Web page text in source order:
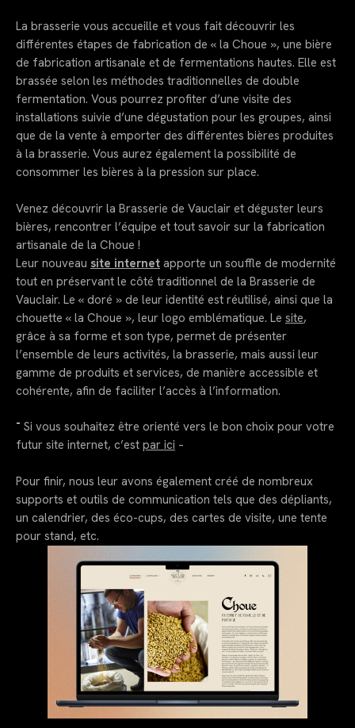
La brasserie vous accueille et vous fait découvrir les
différentes étapes de fabrication de « la Choue », une bière
de fabrication artisanale et de fermentations hautes. Elle est
brassée selon les méthodes traditionnelles de double
fermentation. Vous pourrez profiter d’une visite des
installations suivie d’une dégustation pour les groupes, ainsi
que de la vente à emporter des différentes bières produites
à la brasserie. Vous aurez également la possibilité de
consommer les bières à la pression sur place.
Venez découvrir la Brasserie de Vauclair et déguster leurs
bières, rencontrer l’équipe et tout savoir sur la fabrication
artisanale de la Choue !
Leur nouveau site internet apporte un souffle de modernité
tout en préservant le côté traditionnel de la Brasserie de
Vauclair. Le « doré » de leur identité est réutilisé, ainsi que la
chouette « la Choue », leur logo emblématique. Le site,
grâce à sa forme et son type, permet de présenter
l’ensemble de leurs activités, la brasserie, mais aussi leur
gamme de produits et services, de manière accessible et
cohérente, afin de faciliter l’accès à l’information.
– Si vous souhaitez être orienté vers le bon choix pour votre
futur site internet, c’est par ici –
Pour finir, nous leur avons également créé de nombreux
supports et outils de communication tels que des dépliants,
un calendrier, des éco-cups, des cartes de visite, une tente
pour stand, etc.